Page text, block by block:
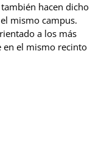
hacen dicho
mismo campus.
a los más
en el mismo recinto